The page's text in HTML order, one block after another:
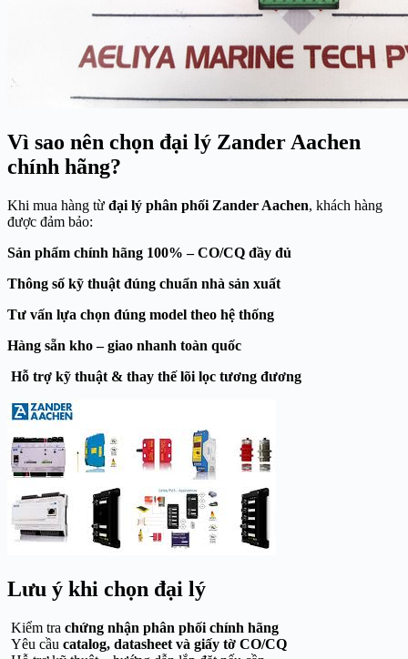
Vì sao nên chọn đại lý Zander Aachen
chính hãng?
Khi mua hàng từ đại lý phân phối Zander Aachen, khách hàng
được đảm bảo:
Sản phẩm chính hãng 100% – CO/CQ đầy đủ
Thông số kỹ thuật đúng chuẩn nhà sản xuất
Tư vấn lựa chọn đúng model theo hệ thống
Hàng sẵn kho – giao nhanh toàn quốc
Hỗ trợ kỹ thuật & thay thế lõi lọc tương đương
Lưu ý khi chọn đại lý
Kiểm tra chứng nhận phân phối chính hãng
Yêu cầu catalog, datasheet và giấy tờ CO/CQ